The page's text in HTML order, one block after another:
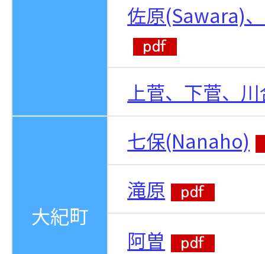
佐原(Sawara)
上菅、下菅、
大紀町
七保(Nanaho)
滝原
阿曽